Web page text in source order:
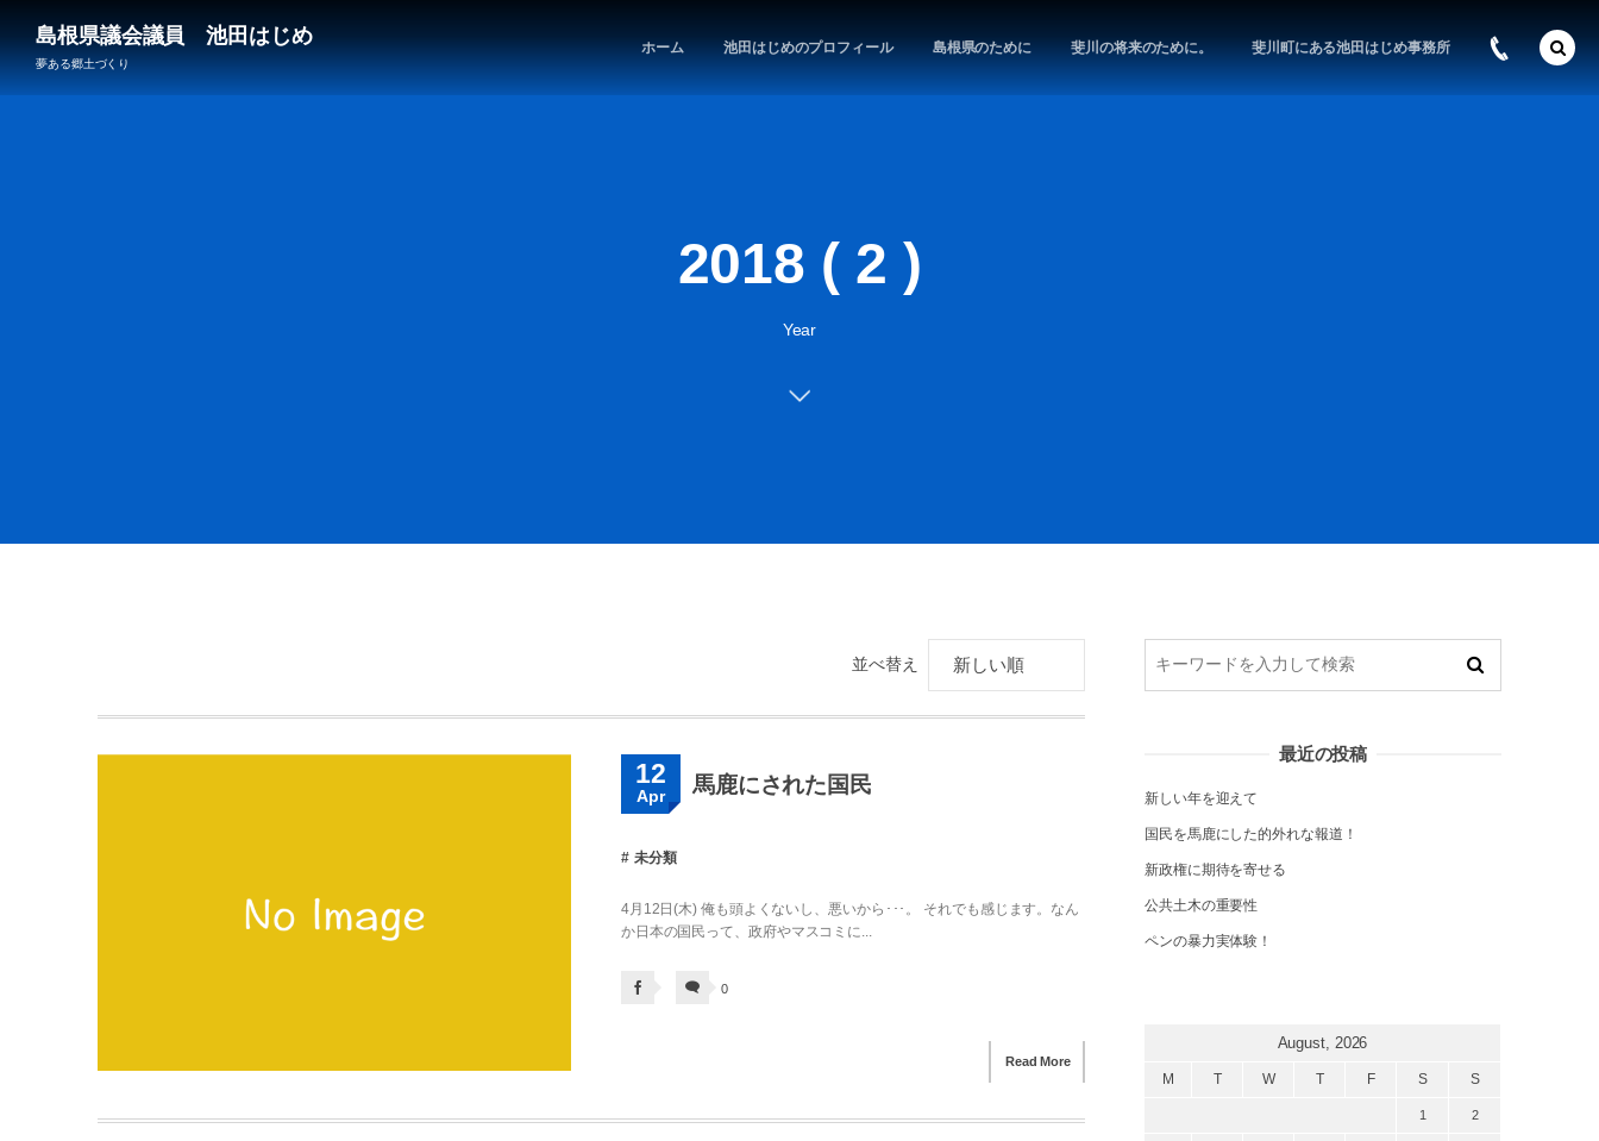
島根県議会議員 池田はじめ
夢ある郷土づくり
ホーム 池田はじめのプロフィール 島根県のために 斐川の将来のために。 斐川町にある池田はじめ事務所
2018 ( 2 )
Year
並べ替え
12
Apr 馬鹿にされた国民
未分類
4月12日(木) 俺も頭よくないし、悪いから･･･。 それでも感じます。なん
か日本の国民って、政府やマスコミに...
0
Read More
最近の投稿
新しい年を迎えて
国民を馬鹿にした的外れな報道！
新政権に期待を寄せる
公共土木の重要性
ペンの暴力実体験！
August, 2026
M T W T F S S
1 2